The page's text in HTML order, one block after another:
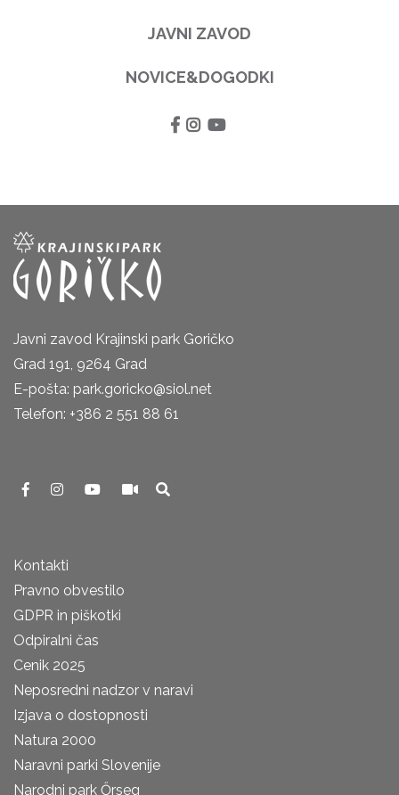
JAVNI ZAVOD
NOVICE&DOGODKI
Javni zavod Krajinski park Goričko
Grad 191, 9264 Grad
E-pošta: park.goricko@siol.net
Telefon: +386 2 551 88 61
Kontakti
Pravno obvestilo
GDPR in piškotki
Odpiralni čas
Cenik 2025
Neposredni nadzor v naravi
Izjava o dostopnosti
Natura 2000
Naravni parki Slovenije
Narodni park Őrseg